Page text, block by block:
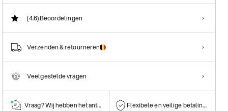
(4.6)Beoordelingen
Verzenden & retourneren
Veelgestelde vragen
Vraag? Wij hebben het antwoord! Flexibele en veilige betalingen